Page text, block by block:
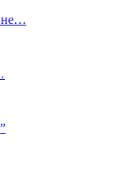
не…